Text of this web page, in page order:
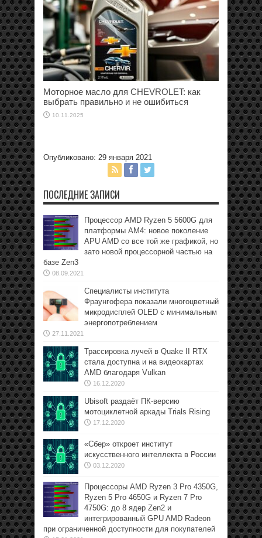
Моторное масло для CHEVROLET: как
выбрать правильно и не ошибиться
10.11.2025
Опубликовано: 29 января 2021
ПОСЛЕДНИЕ ЗАПИСИ
Процессор AMD Ryzen 5 5600G для
платформы АМ4: новое поколение
APU AMD со все той же графикой, но
зато новой процессорной частью на
базе Zen3
08.09.2021
Специалисты института
Фраунгофера показали многоцветный
микродисплей OLED с минимальным
энергопотреблением
27.11.2021
Трассировка лучей в Quake II RTX
стала доступна и на видеокартах
AMD благодаря Vulkan
16.12.2020
Ubisoft раздаёт ПК-версию
мотоциклетной аркады Trials Rising
17.12.2020
«Сбер» откроет институт
искусственного интеллекта в России
03.12.2020
Процессоры AMD Ryzen 3 Pro 4350G,
Ryzen 5 Pro 4650G и Ryzen 7 Pro
4750G: до 8 ядер Zen2 и
интегрированный GPU AMD Radeon
при ограниченной доступности для покупателей